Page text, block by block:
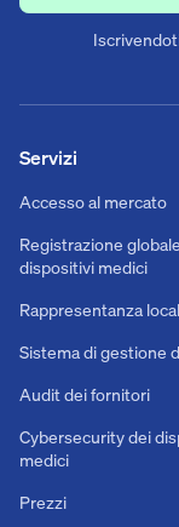
Servizi
Accesso al mercato
Registrazione
dispositivi medici
Rappresentanza
Sistema di gestione
Audit dei fornitori
Cybersecurity dei
medici
Prezzi